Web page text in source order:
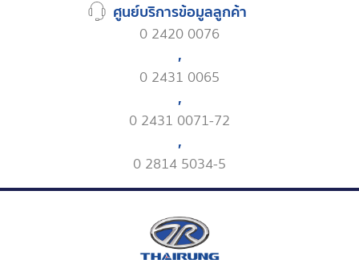
ศูนย์บริการข้อมูลลูกค้า
0 2420 0076
,
0 2431 0065
,
0 2431 0071-72
,
0 2814 5034-5